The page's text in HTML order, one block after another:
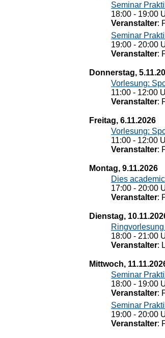
Seminar
18:00 - 19:00
Veranstalter:
Seminar
19:00 - 20:00
Veranstalter:
Donnerstag,
Vorlesung:
11:00 - 12:00
Veranstalter:
Freitag, 6.11.2026
Vorlesung:
11:00 - 12:00
Veranstalter:
Montag, 9.11.2026
Dies
17:00 - 20:00
Veranstalter:
Dienstag,
18:00 - 21:00
Veranstalter:
Mittwoch,
Seminar
18:00 - 19:00
Veranstalter:
Seminar
19:00 - 20:00
Veranstalter: